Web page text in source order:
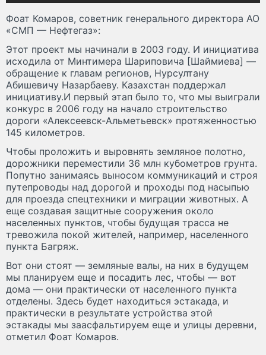
Фоат Комаров, советник генерального директора АО
«СМП — Нефтегаз»:
Этот проект мы начинали в 2003 году. И инициатива
исходила от Минтимера Шариповича [Шаймиева] —
обращение к главам регионов, Нурсултану
Абишевичу Назарбаеву. Казахстан поддержал
инициативу.И первый этап было то, что мы выиграли
конкурс в 2006 году на начало строительство
дороги «Алексеевск-Альметьевск» протяженностью
145 километров.
Чтобы проложить и выровнять земляное полотно,
дорожники переместили 36 млн кубометров грунта.
Попутно занимаясь выносом коммуникаций и строя
путепроводы над дорогой и проходы под насыпью
для проезда спецтехники и миграции животных. А
еще создавая защитные сооружения около
населенных пунктов, чтобы будущая трасса не
тревожила покой жителей, например, населенного
пункта Багряж.
Вот они стоят — земляные валы, на них в будущем
мы планируем еще и посадить лес, чтобы — вот
дома — они практически от населенного пункта
отделены. Здесь будет находиться эстакада, и
практически в результате устройства этой
эстакады мы заасфальтируем еще и улицы деревни,
отметил Фоат Комаров.